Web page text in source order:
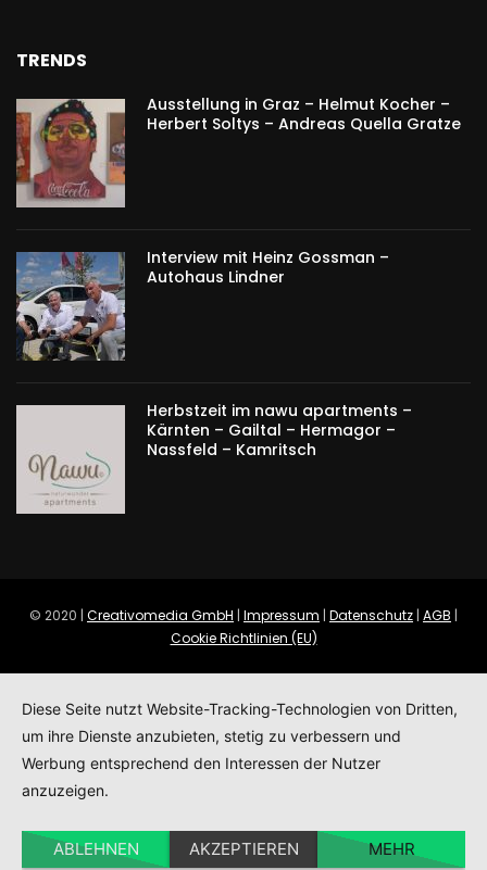
TRENDS
Ausstellung in Graz – Helmut Kocher –
Herbert Soltys – Andreas Quella Gratze
Interview mit Heinz Gossman –
Autohaus Lindner
Herbstzeit im nawu apartments –
Kärnten – Gailtal – Hermagor –
Nassfeld – Kamritsch
© 2020 | Creativomedia GmbH | Impressum | Datenschutz | AGB |
Cookie Richtlinien (EU)
Diese Seite nutzt Website-Tracking-Technologien von Dritten,
um ihre Dienste anzubieten, stetig zu verbessern und
Werbung entsprechend den Interessen der Nutzer
anzuzeigen.
ABLEHNEN AKZEPTIEREN MEHR